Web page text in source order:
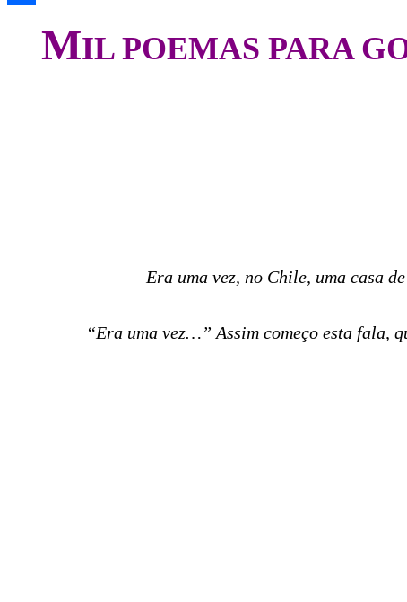
MIL POEMAS PARA
Era uma vez, no Chile, uma casa
“Era uma vez…” Assim começo esta fala,